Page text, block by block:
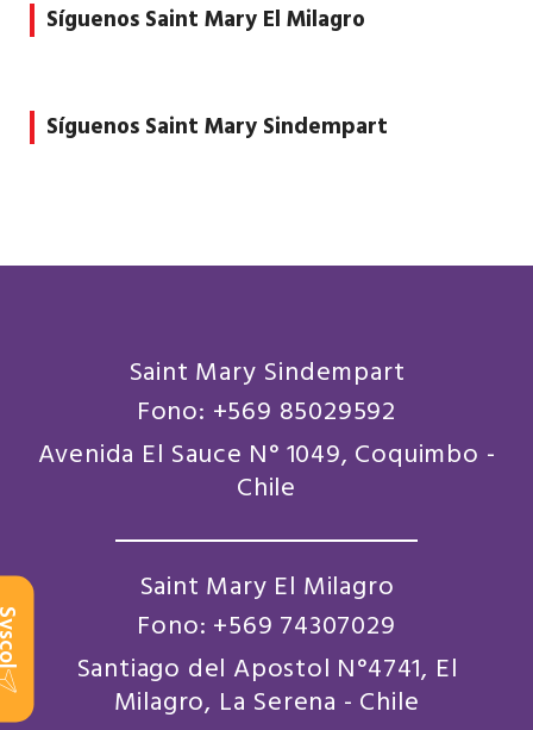
Síguenos Saint Mary El Milagro
Síguenos Saint Mary Sindempart
Saint Mary Sindempart
Fono: +569 85029592
Avenida El Sauce N° 1049, Coquimbo -
Chile
Saint Mary El Milagro
Fono: +569 74307029
Santiago del Apostol N°4741, El
Milagro, La Serena - Chile